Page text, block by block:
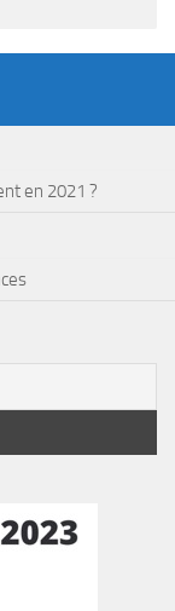
en 2021 ?